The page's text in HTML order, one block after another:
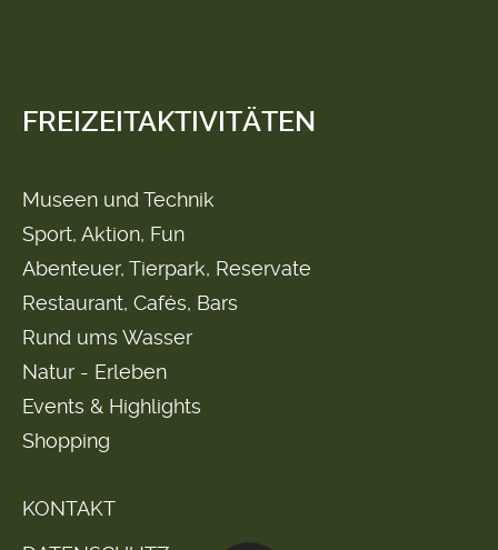
FREIZEITAKTIVITÄTEN
Museen und Technik
Sport, Aktion, Fun
Abenteuer, Tierpark, Reservate
Restaurant, Cafés, Bars
Rund ums Wasser
Natur - Erleben
Events & Highlights
Shopping
KONTAKT